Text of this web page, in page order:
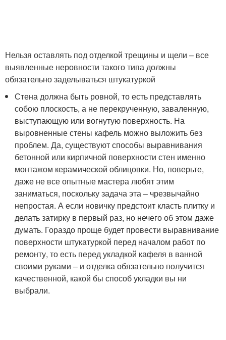
Нельзя оставлять под отделкой трещины и щели – все
выявленные неровности такого типа должны
обязательно заделываться штукатуркой
Стена должна быть ровной, то есть представлять
собою плоскость, а не перекрученную, заваленную,
выступающую или вогнутую поверхность. На
выровненные стены кафель можно выложить без
проблем. Да, существуют способы выравнивания
бетонной или кирпичной поверхности стен именно
монтажом керамической облицовки. Но, поверьте,
даже не все опытные мастера любят этим
заниматься, поскольку задача эта – чрезвычайно
непростая. А если новичку предстоит класть плитку и
делать затирку в первый раз, но нечего об этом даже
думать. Гораздо проще будет провести выравнивание
поверхности штукатуркой перед началом работ по
ремонту, то есть перед укладкой кафеля в ванной
своими руками – и отделка обязательно получится
качественной, какой бы способ укладки вы ни
выбрали.